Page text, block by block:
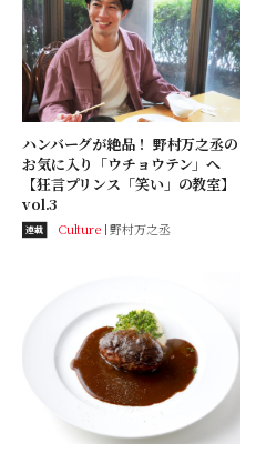
ハンバーグが絶品！ 野村万之丞の
お気に入り「ウチョウテン」へ
【狂言プリンス「笑い」の教室】
vol.3
連載 Culture 野村万之丞